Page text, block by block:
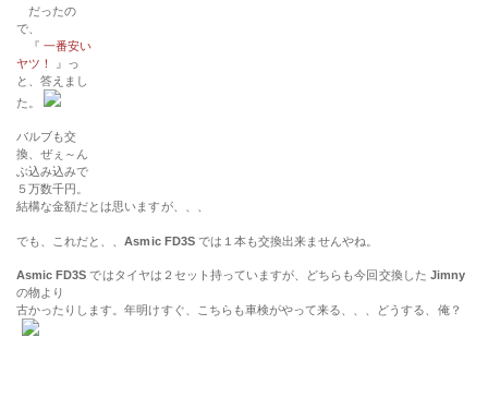
だったの
で、
『一番安い
ヤツ！
』っ
と、答えまし
た。
バルブも交
換、ぜぇ～ん
ぶ込み込みで
５万数千円。
結構な金額だとは思いますが、、、
でも、これだと、、Asmic FD3Sでは１本も交換出来ませんやね。
Asmic FD3S ではタイヤは２セット持っていますが、どちらも今回交換した Jimny
の物より
古かったりします。年明けすぐ、こちらも車検がやって来る、、、どうする、俺？